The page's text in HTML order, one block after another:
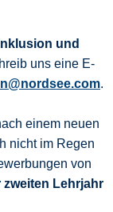
und
uns eine E-
.
einem neuen
nicht im Regen
von
Lehrjahr